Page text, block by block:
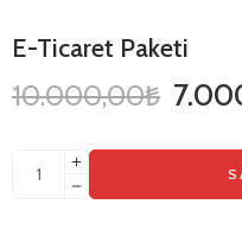
E-Ticaret Paketi
10.000,00₺